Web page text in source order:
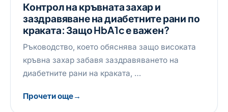
Контрол на кръвната захар и
заздравяване на диабетните рани по
краката: Защо HbA1c е важен?
Ръководство, което обяснява защо високата
кръвна захар забавя заздравяването на
диабетните рани на краката, …
Прочети още